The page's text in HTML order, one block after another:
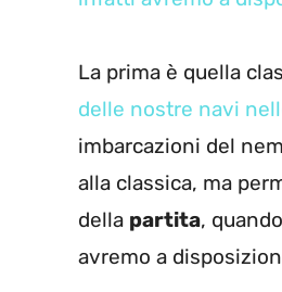
La prima è quella
delle nostre navi
imbarcazioni del
alla classica, ma
della partita,
avremo a